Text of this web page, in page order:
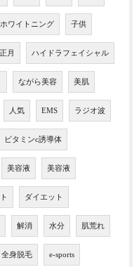
ホワイトニング 子供
正月 ハイドラフェイシャル
ながら美容 美肌
人気 EMS ラジオ波
ビタミンc誘導体
美容液 美容液
ダイエット
解消 水分 肌荒れ
全身脱毛 e-sports